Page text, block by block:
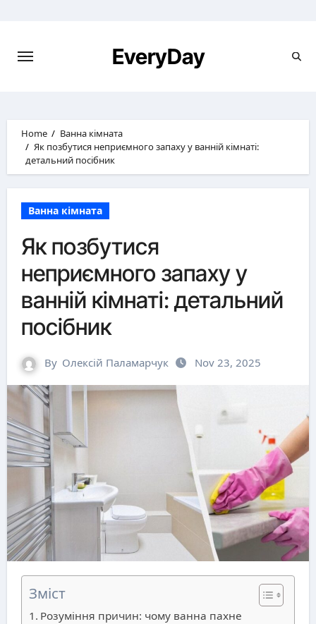
EveryDay
Home
Ванна кімната
Як позбутися неприємного запаху у ванній кімнаті:
детальний посібник
Ванна кімната
Як позбутися
неприємного запаху у
ванній кімнаті: детальний
посібник
By Олексій Паламарчук Nov 23, 2025
Зміст
Розуміння причин: чому ванна пахне